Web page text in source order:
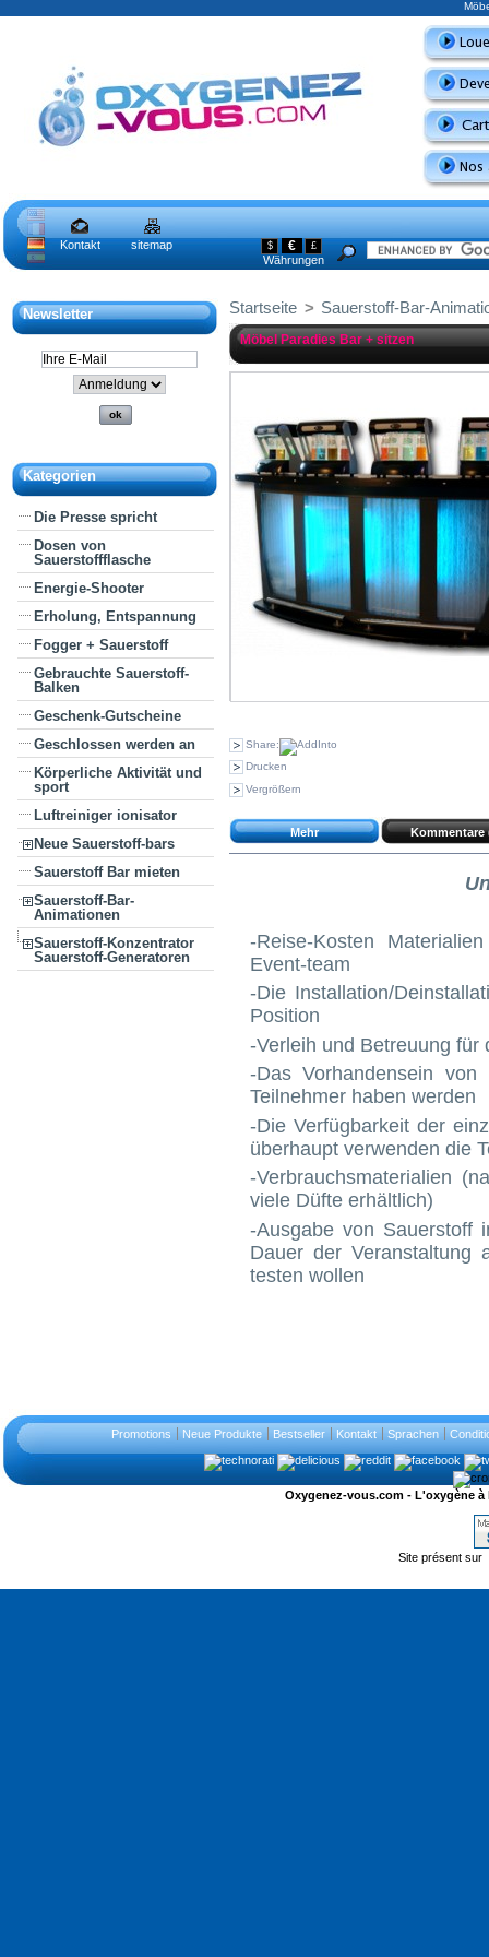
Kontakt sitemap $ € £
Währungen
Newsletter
Kategorien
Die Presse spricht
Dosen von
Sauerstoffflasche
Energie-Shooter
Erholung, Entspannung
Fogger + Sauerstoff
Gebrauchte Sauerstoff-
Balken
Geschenk-Gutscheine
Geschlossen werden an
Körperliche Aktivität und
sport
Luftreiniger ionisator
Neue Sauerstoff-bars
Sauerstoff Bar mieten
Sauerstoff-Bar-
Animationen
Sauerstoff-Konzentrator
Sauerstoff-Generatoren
Startseite > Sauerstoff-Bar-
Möbel Paradies Bar + sitzen
Share:
Drucken
Vergrößern
Mehr Kommentare
-Reise-Kosten
Event-team
-Die Installation/
Position
-Verleih und Betreuung für
-Das Vorhandensein
Teilnehmer haben werden
-Die Verfügbarkeit der
überhaupt verwenden die
-Verbrauchsmaterialien
viele Düfte erhältlich)
-Ausgabe von Sauerstoff
Dauer der Veranstaltung
testen wollen
Promotions Neue Produkte Bestseller Kontakt Sprachen
Oxygenez-vous.com - L'oxygène
Site présent sur